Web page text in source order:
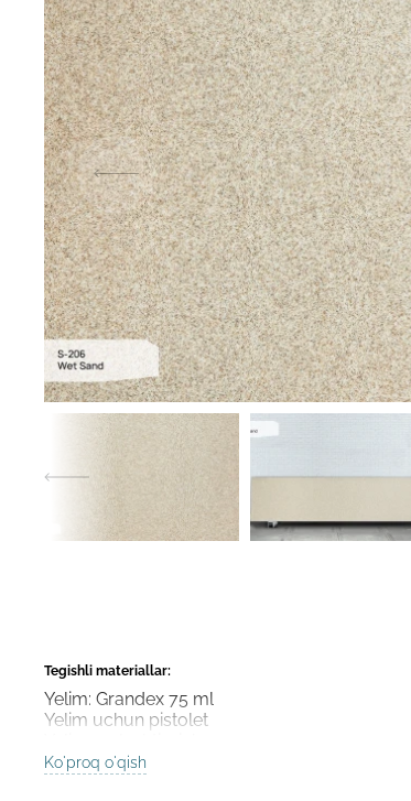
Tegishli materiallar:
Yelim: Grandex 75 ml
Yelim uchun pistolet
Ko'proq o'qish